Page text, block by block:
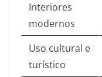
Interiores
modernos
Uso cultural e
turístico